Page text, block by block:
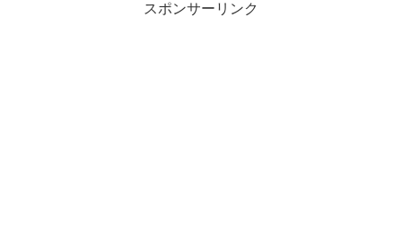
スポンサーリンク